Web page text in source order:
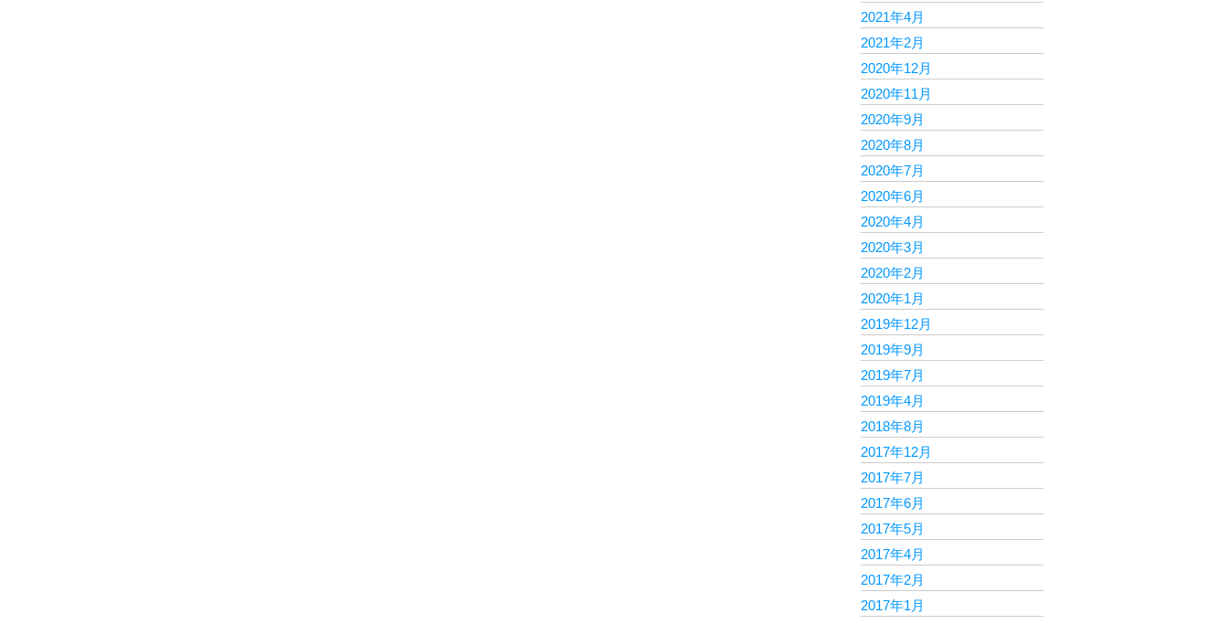
2021年4月
2021年2月
2020年12月
2020年11月
2020年9月
2020年8月
2020年7月
2020年6月
2020年4月
2020年3月
2020年2月
2020年1月
2019年12月
2019年9月
2019年7月
2019年4月
2018年8月
2017年12月
2017年7月
2017年6月
2017年5月
2017年4月
2017年2月
2017年1月